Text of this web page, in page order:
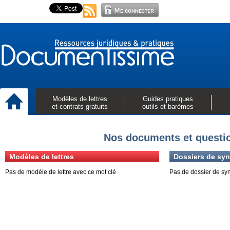
Modèles de lettres
et contrats gratuits
Guides pratiques
outils et barèmes
Nos documents et
Modèles de lettres
Pas de modèle de lettre avec ce mot clé
Dossiers de
Pas de dossier de